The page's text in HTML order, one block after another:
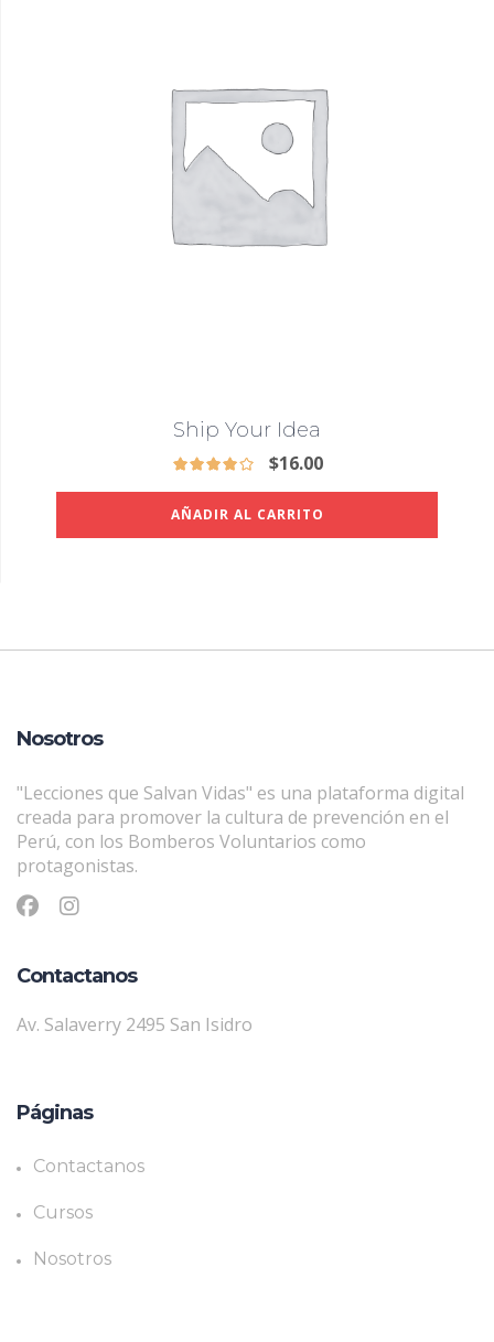
Ship Your Idea
$16.00
AÑADIR AL CARRITO
Nosotros
"Lecciones que Salvan Vidas" es una plataforma digital
creada para promover la cultura de prevención en el
Perú, con los Bomberos Voluntarios como
protagonistas.
Contactanos
Av. Salaverry 2495 San Isidro
Páginas
Contactanos
Cursos
Nosotros